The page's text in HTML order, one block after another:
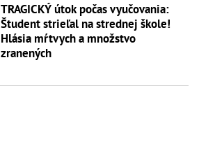
TRAGICKÝ útok počas vyučovania:
Študent strieľal na strednej škole!
Hlásia mŕtvych a množstvo
zranených